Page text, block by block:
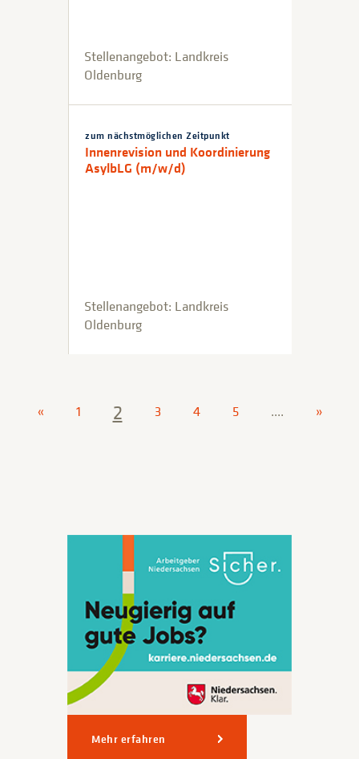
Stellenangebot: Landkreis
Oldenburg
zum nächstmöglichen Zeitpunkt
Innenrevision und Koordinierung
AsylbLG (m/w/d)
Stellenangebot: Landkreis
Oldenburg
« 1 2 3 4 5 .... »
Mehr erfahren